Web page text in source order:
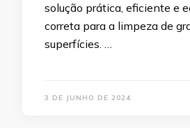
solução prática, eficiente e
correta para a limpeza de
superfícies. …
3 DE JUNHO DE 2024